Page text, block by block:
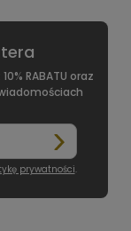
RABATU oraz
prywatności.